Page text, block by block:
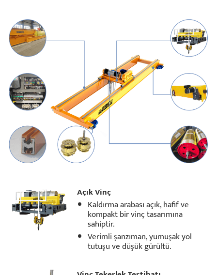
Açık Vinç
Kaldırma arabası açık, hafif ve
kompakt bir vinç tasarımına
sahiptir.
Verimli şanzıman, yumuşak yol
tutuşu ve düşük gürültü.